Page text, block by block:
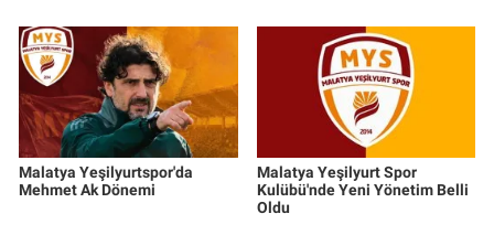
Malatya Yeşilyurtspor'da
Mehmet Ak Dönemi
Malatya Yeşilyurt Spor
Kulübü'nde Yeni Yönetim Belli
Oldu